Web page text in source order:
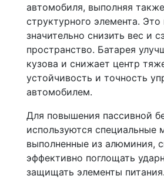
автомобиля, выполняя
структурного элемента. Это
значительно снизить вес и
пространство. Батарея
кузова и снижает центр
устойчивость и точность
автомобилем.
Для повышения пассивной
используются специальные
выполненные из алюминия,
эффективно поглощать
защищать элементы питания.